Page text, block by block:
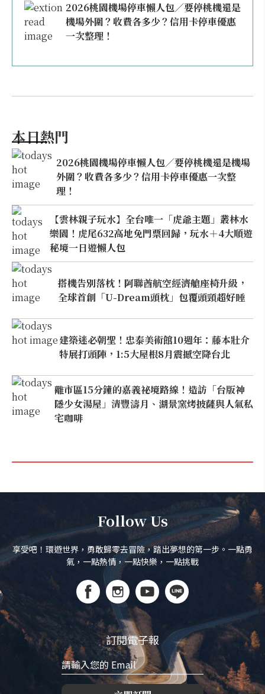
2026桃園機場停車懶人包／要停桃機還是
機場外圍？收費各多少？信用卡停車優惠
一次整理！
本日熱門
2026桃園機場停車懶人包／要停桃機還是機場
外圍？收費各多少？信用卡停車優惠一次整
理！
【雲林親子玩水】全台唯一「虎爺主題」叢林水
樂園！虎尾632高地免門票回歸，玩水＋4大順遊
秘境一日遊懶人包
搭機告別落枕！阿聯酋航空經濟艙座椅升級，
全球首創「U-Dream頭枕」包覆頭頸超好睡
建築迷必朝聖！忠泰美術館10週年：藤本壯介
特展打頭陣，1:5大屋根8月震撼空降台北
離市區15分鐘的嘉義祕境路線！造訪「台版神
隱少女湯屋」清豐濤月、湖景窯烤披薩與人氣私
宅咖啡
Follow Us
享受吧！環遊世界，勇敢歸零去冒險，踏出夢想的第一步。一點勇
氣，一點熱情，一點快樂，一點挑戰
訂閱電子報